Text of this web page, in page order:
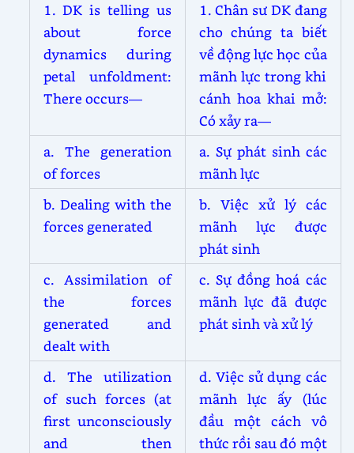
1. DK is telling us
about force
dynamics during
petal unfoldment:
There occurs—
1. Chân sư DK đang
cho chúng ta biết
về động lực học của
mãnh lực trong khi
cánh hoa khai mở:
Có xảy ra—
a. The generation
of forces
a. Sự phát sinh các
mãnh lực
b. Dealing with the
forces generated
b. Việc xử lý các
mãnh lực được
phát sinh
c. Assimilation of
the forces
generated and
dealt with
c. Sự đồng hoá các
mãnh lực đã được
phát sinh và xử lý
d. The utilization
of such forces (at
first unconsciously
and then
d. Việc sử dụng các
mãnh lực ấy (lúc
đầu một cách vô
thức rồi sau đó một